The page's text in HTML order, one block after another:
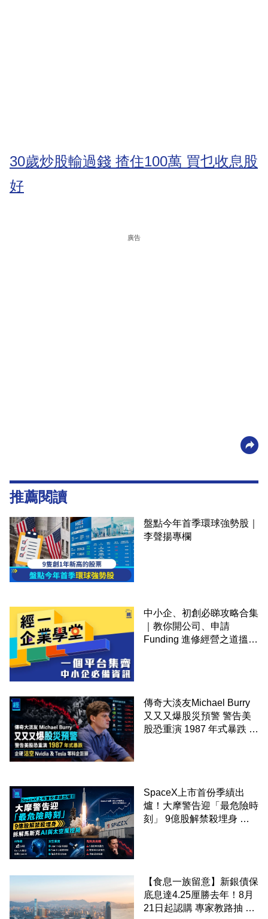
30歲炒股輸過錢 揸住100萬 買乜收息股
好
廣告
推薦閱讀
盤點今年首季環球強勢股｜
李聲揚專欄
中小企、初創必睇攻略合集
｜教你開公司、申請
Funding 進修經營之道搵大
傳奇大淡友Michael Burry
又又又爆股災預警 警告美
股恐重演 1987 年式暴跌 企
SpaceX上市首份季績出
爐！大摩警告迎「最危險時
刻」 9億股解禁殺埋身 拆
【食息一族留意】新銀債保
底息達4.25厘勝去年！8月
21日起認購 專家教路抽 20